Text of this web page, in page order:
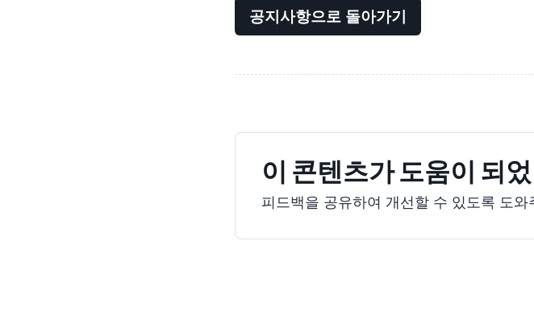
공지사항으로 돌아가기
이 콘텐츠가 도움이 되
피드백을 공유하여 개선할 수 있도록 도와